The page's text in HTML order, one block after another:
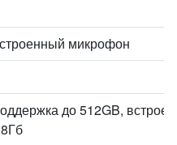
микрофон
до 512GB,